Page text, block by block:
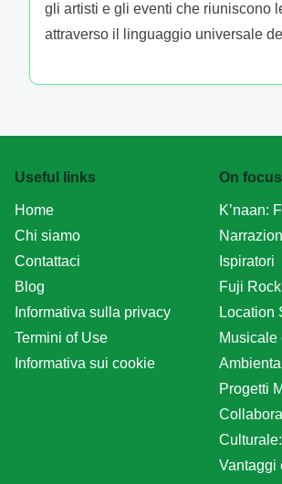
gli artisti e gli eventi che riuniscono
attraverso il linguaggio universale
Useful links
Home
Chi siamo
Contattaci
Blog
Informativa sulla privacy
Termini of Use
Informativa sui cookie
On focus
K’naan:
Ispiratori
Fuji
Location
Musicale
Progetti
Vantaggi